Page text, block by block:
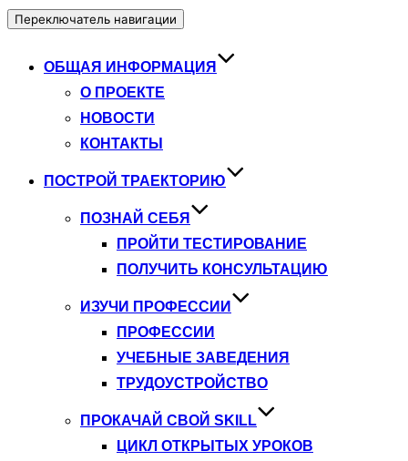
Переключатель навигации
ОБЩАЯ ИНФОРМАЦИЯ
О ПРОЕКТЕ
НОВОСТИ
КОНТАКТЫ
ПОСТРОЙ ТРАЕКТОРИЮ
ПОЗНАЙ СЕБЯ
ПРОЙТИ ТЕСТИРОВАНИЕ
ПОЛУЧИТЬ КОНСУЛЬТАЦИЮ
ИЗУЧИ ПРОФЕССИИ
ПРОФЕССИИ
УЧЕБНЫЕ ЗАВЕДЕНИЯ
ТРУДОУСТРОЙСТВО
ПРОКАЧАЙ СВОЙ SKILL
ЦИКЛ ОТКРЫТЫХ УРОКОВ